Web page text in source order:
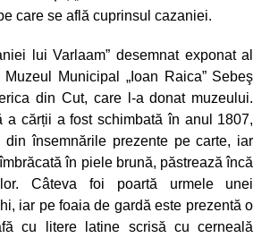
care se află cuprinsul cazaniei.
lui Varlaam” desemnat exponat al
Municipal „Ioan Raica” Sebeş
din Cut, care l-a donat muzeului.
a cărții a fost schimbată în anul 1807,
din însemnările prezente pe carte, iar
în piele brună, păstrează încă
Câteva foi poartă urmele unei
iar pe foaia de gardă este prezentă o
cu litere latine scrisă cu cerneală